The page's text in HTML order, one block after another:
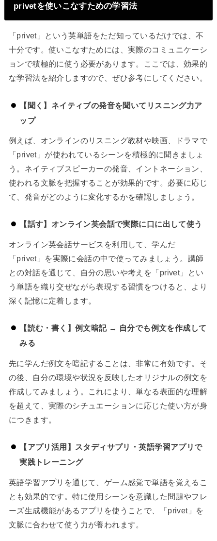
privetを使いこなすための学習法
「privet」という英単語をただ知っているだけでは、不
十分です。使いこなすためには、実際のコミュニケーシ
ョンで積極的に使う必要があります。ここでは、効果的
な学習法を紹介しますので、ぜひ参考にしてください。
【聞く】ネイティブの発音を聞いてリスニング力ア
ップ
例えば、オンラインのリスニング教材や映画、ドラマで
「privet」が使われているシーンを積極的に聞きましょ
う。ネイティブスピーカーの発音、イントネーション、
使われる文脈を把握することが効果的です。必要に応じ
て、発音がどのように変化するかを確認しましょう。
【話す】オンライン英会話で実際に口に出して使う
オンライン英会話サービスを利用して、学んだ
「privet」を実際に会話の中で使ってみましょう。講師
との対話を通じて、自分の思いや考えを「privet」とい
う単語を織り交ぜながら表現する習慣をつけると、より
深く記憶に定着します。
【読む・書く】例文暗記 → 自分でも例文を作成して
みる
先に学んだ例文を暗記することは、非常に有効です。そ
の後、自分の環境や状況を反映したオリジナルの例文を
作成してみましょう。これにより、単なる表面的な理解
を超えて、実際のシチュエーションに応じた使い方が身
につきます。
【アプリ活用】スタディサプリ・英語学習アプリで
実践トレーニング
英語学習アプリを通じて、ゲーム感覚で単語を覚えるこ
とも効果的です。特に使用シーンを意識した問題やフレ
ーズ生成機能があるアプリを使うことで、「privet」を
文脈に合わせて使う力が養われます。